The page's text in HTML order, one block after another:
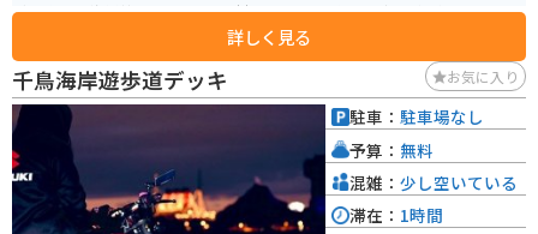
類を使った海鮮丼や、地元産の食材をふんだんに使った定食が人気です。バ
イクで訪れる際は、駐車場も広く停めやすいので安心です。また、道の駅の
すぐそばには、太平洋を一望できる海岸線が広がっており、ツーリングの休
憩スポットとしても最適です。 周辺には、海水浴やサーフィンを楽しめるビ
ーチや、花畑、遊歩道などがあり、自然を満喫することができます。道の駅
風和里しばやまは、房総半島の魅力を満喫できるスポットです。
詳しく見る
千鳥海岸遊歩道デッキ お気に入り
駐車： 駐車場なし
予算： 無料
混雑： 少し空いている
滞在： 1時間